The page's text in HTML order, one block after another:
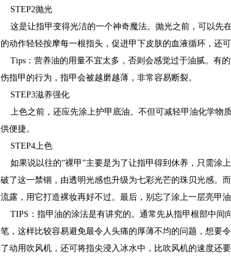
STEP2抛光
这是让指甲变得光洁的一个神奇魔法。抛光之前，可以先
的动作轻轻按摩每一根指头，促进甲下皮肤的血液循环，还
Tips：营养油的用量不宜太多，否则会感觉过于油腻。有
伤指甲的行为，指甲会被越磨越薄，非常容易断裂。
STEP3滋养强化
上色之前，还应先涂上护甲底油。不但可减轻甲油化学物
供便捷。
STEP4上色
如果说以往的“裸甲”主要是为了让指甲得到休养，只需涂
破了这一禁锢，由透明光感也升级为七彩光芒的珠贝光感。
流露，用它打造裸妆再好不过。最后，别忘了涂上一层亮甲
TIPS：指甲油的涂法是有讲究的。通常先从指甲根部中间
笔，这样比较容易避免最令人头痛的厚薄不均的问题，想要
了动用吹风机，还可将指尖浸入冰水中，比吹风机的速度还要